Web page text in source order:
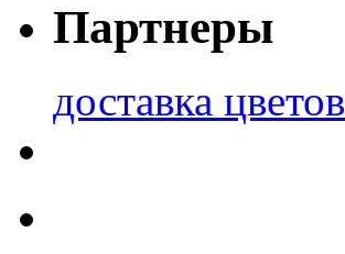
Партнеры
доставка цветов